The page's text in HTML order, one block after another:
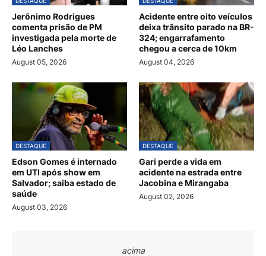
Jerônimo Rodrigues
comenta prisão de PM
investigada pela morte de
Léo Lanches
August 05, 2026
Acidente entre oito veículos
deixa trânsito parado na BR-
324; engarrafamento
chegou a cerca de 10km
August 04, 2026
DESTAQUE
Edson Gomes é internado
em UTI após show em
Salvador; saiba estado de
saúde
August 03, 2026
DESTAQUE
Gari perde a vida em
acidente na estrada entre
Jacobina e Mirangaba
August 02, 2026
acima